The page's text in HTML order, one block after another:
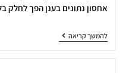
אחסון נתונים בענן הפך
להמשך קריאה